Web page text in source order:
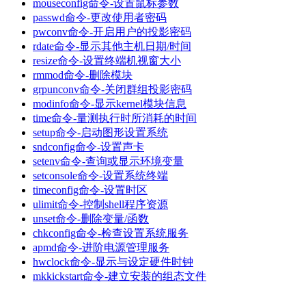
mouseconfig命令-设置鼠标参数
passwd命令-更改使用者密码
pwconv命令-开启用户的投影密码
rdate命令-显示其他主机日期/时间
resize命令-设置终端机视窗大小
rmmod命令-删除模块
grpunconv命令-关闭群组投影密码
modinfo命令-显示kernel模块信息
time命令-量测执行时所消耗的时间
setup命令-启动图形设置系统
sndconfig命令-设置声卡
setenv命令-查询或显示环境变量
setconsole命令-设置系统终端
timeconfig命令-设置时区
ulimit命令-控制shell程序资源
unset命令-删除变量/函数
chkconfig命令-检查设置系统服务
apmd命令-进阶电源管理服务
hwclock命令-显示与设定硬件时钟
mkkickstart命令-建立安装的组态文件